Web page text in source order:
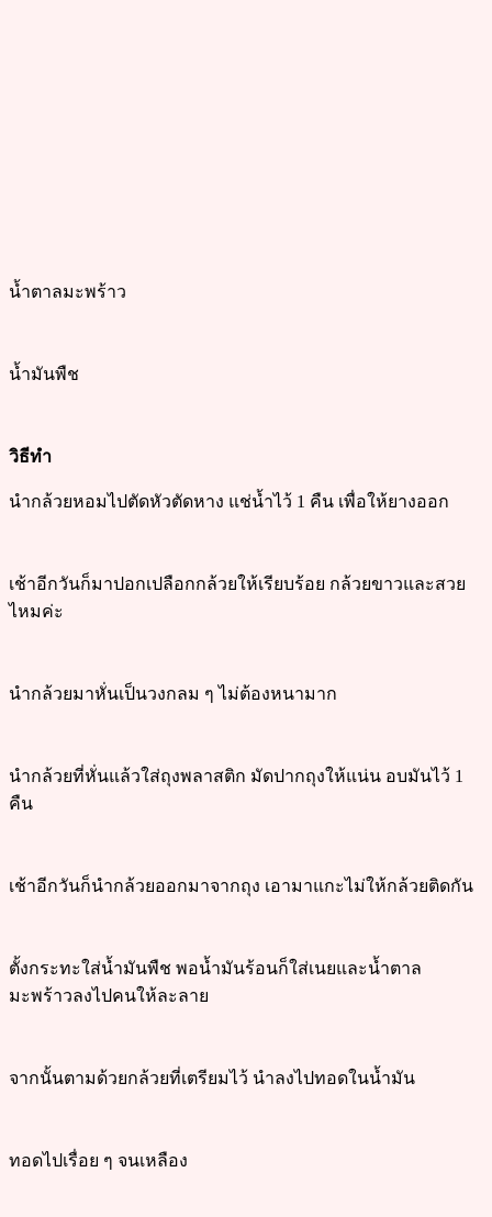
น้ำตาลมะพร้าว
น้ำมันพืช
วิธีทำ
นำกล้วยหอมไปตัดหัวตัดหาง แช่น้ำไว้ 1 คืน เพื่อให้ยางออก
เช้าอีกวันก็มาปอกเปลือกกล้วยให้เรียบร้อย กล้วยขาวและสวย
ไหมค่ะ
นำกล้วยมาหั่นเป็นวงกลม ๆ ไม่ต้องหนามาก
นำกล้วยที่หั่นแล้วใส่ถุงพลาสติก มัดปากถุงให้แน่น อบมันไว้ 1
คืน
เช้าอีกวันก็นำกล้วยออกมาจากถุง เอามาแกะไม่ให้กล้วยติดกัน
ตั้งกระทะใส่น้ำมันพืช พอน้ำมันร้อนก็ใส่เนยและน้ำตาล
มะพร้าวลงไปคนให้ละลาย
จากนั้นตามด้วยกล้วยที่เตรียมไว้ นำลงไปทอดในน้ำมัน
ทอดไปเรื่อย ๆ จนเหลือง